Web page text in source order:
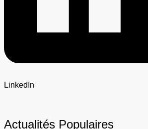
LinkedIn
Actualités Populaires